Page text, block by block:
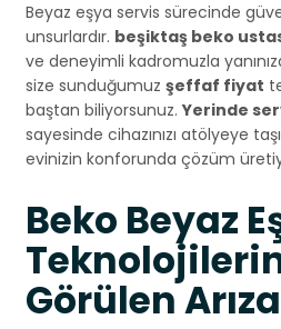
Beyaz eşya servis sürecinde
unsurlardır. beşiktaş beko
ve deneyimli kadromuzla
size sunduğumuz şeffaf fiyat
baştan biliyorsunuz.Yerinde
sayesinde cihazınızı atölyeye
evinizin konforunda çözüm
Beko Beyaz
Görülen